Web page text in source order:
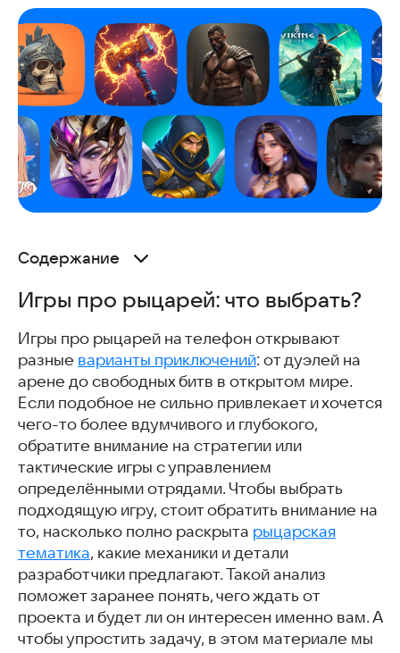
Содержание
Гладиаторские Бои
Rupture: Immortal Slasher
Perfect World Mobile: Gods War
Город облаков
Восхождение империи
Legends Reborn: Последний бой
Viking Rise
Fatal Force
King of Avalon
Скачать игры про рыцарей
Часто задаваемые вопросы
Интересные и похожие статьи
Игры про рыцарей: что выбрать?
Игры про рыцарей на телефон открывают
разные варианты приключений: от дуэлей на
арене до свободных битв в открытом мире.
Если подобное не сильно привлекает и хочется
чего-то более вдумчивого и глубокого,
обратите внимание на стратегии или
тактические игры с управлением
определёнными отрядами. Чтобы выбрать
подходящую игру, стоит обратить внимание на
то, насколько полно раскрыта рыцарская
тематика, какие механики и детали
разработчики предлагают. Такой анализ
поможет заранее понять, чего ждать от
проекта и будет ли он интересен именно вам. А
чтобы упростить задачу, в этом материале мы